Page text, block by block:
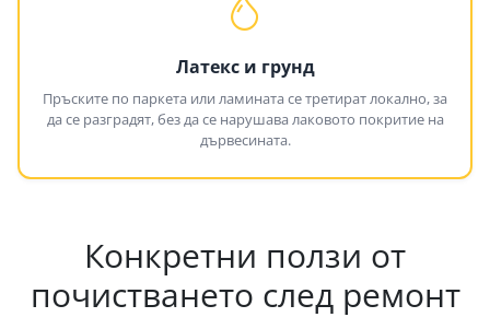
Латекс и грунд
Пръските по паркета или ламината се третират локално, за
да се разградят, без да се нарушава лаковото покритие на
дървесината.
Конкретни ползи от
почистването след ремонт